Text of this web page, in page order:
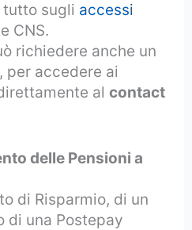
tutto sugli accessi
CNS.
richiedere anche un
per accedere ai
alcontact
delle Pensioni a
di Risparmio, di un
di una Postepay